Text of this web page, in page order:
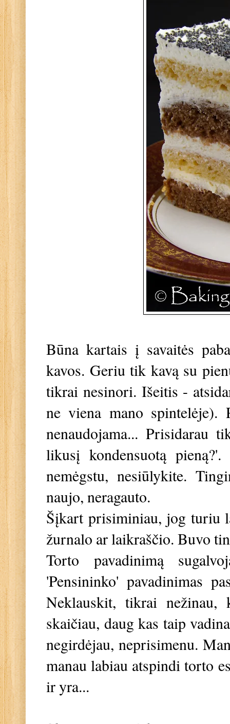
Būna kartais į savaitės
kavos. Geriu tik kavą su
tikrai nesinori. Išeitis -
ne viena mano spintelėje).
nenaudojama... Prisidarau
likusį kondensuotą
nemėgstu, nesiūlykite.
naujo, neragauto.
Šįkart prisiminiau, jog turiu
žurnalo ar laikraščio. Buvo
Torto pavadinimą
'Pensininko' pavadinimas
Neklauskit, tikrai
skaičiau, daug kas taip
negirdėjau, neprisimenu.
manau labiau atspindi torto
ir yra...